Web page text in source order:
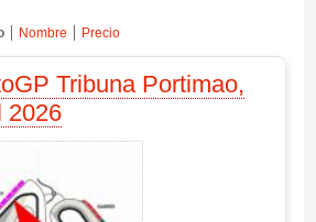
Nombre Precio
Tribuna Portimao,
2026